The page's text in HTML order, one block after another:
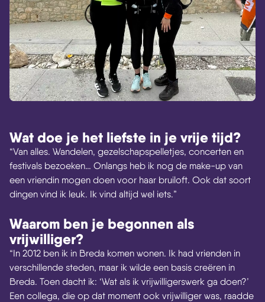
Wat doe je het liefste in je vrije tijd?
“Van alles. Wandelen, gezelschapspelletjes, concerten en
festivals bezoeken… Onlangs heb ik nog de make-up van
een vriendin mogen doen voor haar bruiloft. Ook dat soort
dingen vind ik leuk. Ik vind altijd wel iets.”
Waarom ben je begonnen als
vrijwilliger?
“In 2012 ben ik in Breda komen wonen. Ik had vrienden in
verschillende steden, maar ik wilde een basis creëren in
Breda. Toen dacht ik: ‘Wat als ik vrijwilligerswerk ga doen?’
Een collega, die op dat moment ook vrijwilliger was, raadde